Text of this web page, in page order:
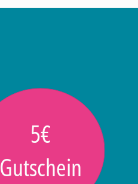
5€
Gutschein